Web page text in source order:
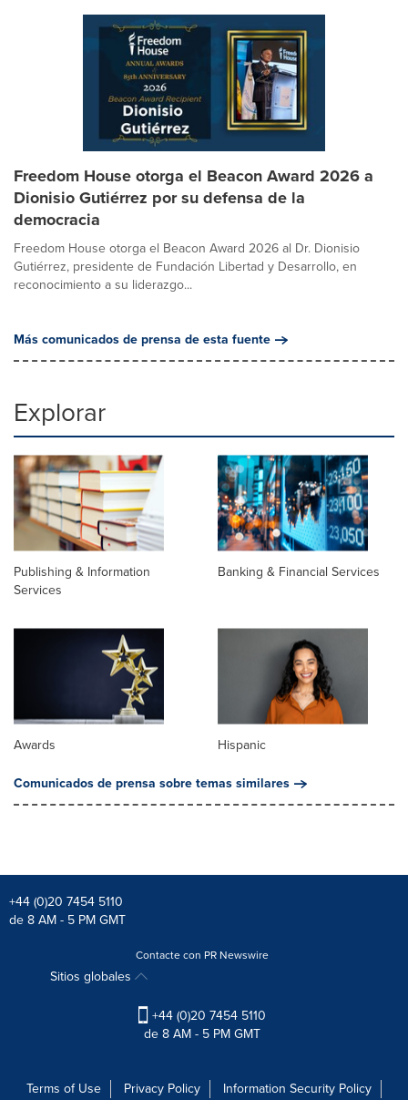
Freedom House otorga el Beacon Award 2026 a
Dionisio Gutiérrez por su defensa de la
democracia
Freedom House otorga el Beacon Award 2026 al Dr. Dionisio
Gutiérrez, presidente de Fundación Libertad y Desarrollo, en
reconocimiento a su liderazgo...
Más comunicados de prensa de esta fuente
Explorar
Publishing & Information
Services
Banking & Financial Services
Awards
Hispanic
Comunicados de prensa sobre temas similares
+44 (0)20 7454 5110
de 8 AM - 5 PM GMT
Contacte con PR Newswire
Sitios globales
+44 (0)20 7454 5110
de 8 AM - 5 PM GMT
Terms of Use Privacy Policy Information Security Policy